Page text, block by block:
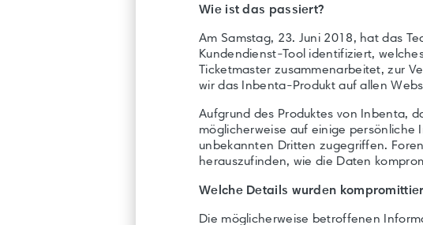
Wie ist das passiert?
Am Samstag, 23. Juni 2018, hat das
Kundendienst-Tool identifiziert,
Ticketmaster zusammenarbeitet, zur
wir das Inbenta-Produkt auf allen
Aufgrund des Produktes von Inbenta,
möglicherweise auf einige
unbekannten Dritten zugegriffen.
herauszufinden, wie die Daten
Welche Details wurden
Die möglicherweise betroffenen